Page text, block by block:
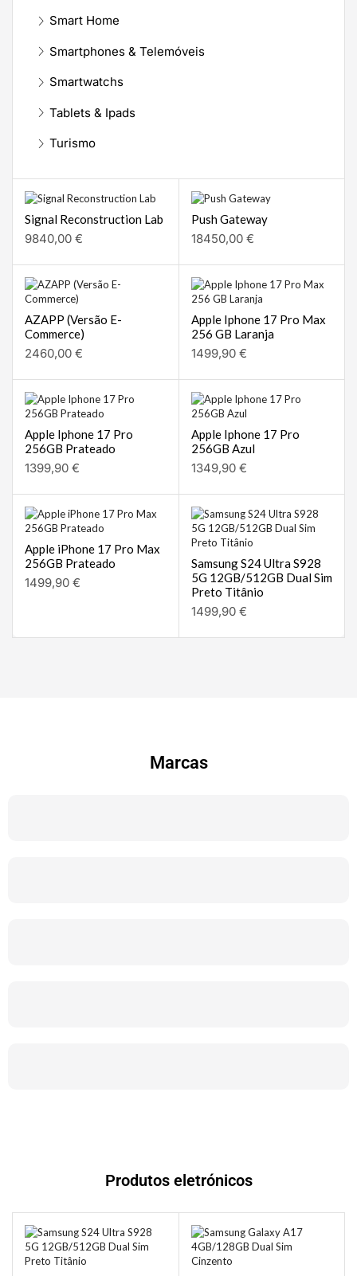
Smart Home
Smartphones & Telemóveis
Smartwatchs
Tablets & Ipads
Turismo
Signal Reconstruction Lab
9840,00 €
Push Gateway
18450,00 €
AZAPP (Versão E-
Commerce)
2460,00 €
Apple Iphone 17 Pro Max
256 GB Laranja
1499,90 €
Apple Iphone 17 Pro
256GB Prateado
1399,90 €
Apple Iphone 17 Pro
256GB Azul
1349,90 €
Apple iPhone 17 Pro Max
256GB Prateado
1499,90 €
Samsung S24 Ultra S928
5G 12GB/512GB Dual Sim
Preto Titânio
1499,90 €
Marcas
Produtos eletrónicos